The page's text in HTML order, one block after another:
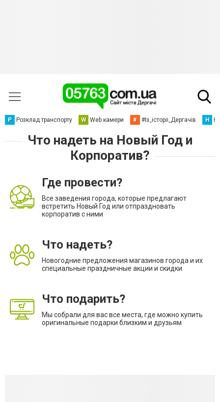
Р Розклад транспорту W Web камери # #Із_історіі_Дергачів Н
Что надеть на Новый Год и
Корпоратив?
Где провести?
Все заведения города, которые предлагают
встретить Новый Год или отпраздновать
корпоратив с ними
Что надеть?
Новогодние предложения магазинов города и их
специальные праздничные акции и скидки
Что подарить?
Мы собрали для вас все места, где можно купить
оригинальные подарки близким и друзьям